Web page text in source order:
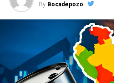
By Bocadepozo